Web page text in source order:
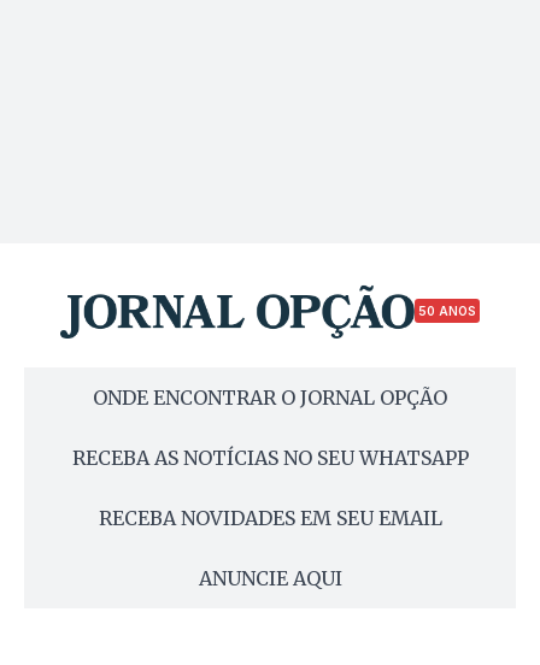
50 ANOS
ONDE ENCONTRAR O JORNAL OPÇÃO
RECEBA AS NOTÍCIAS NO SEU WHATSAPP
RECEBA NOVIDADES EM SEU EMAIL
ANUNCIE AQUI